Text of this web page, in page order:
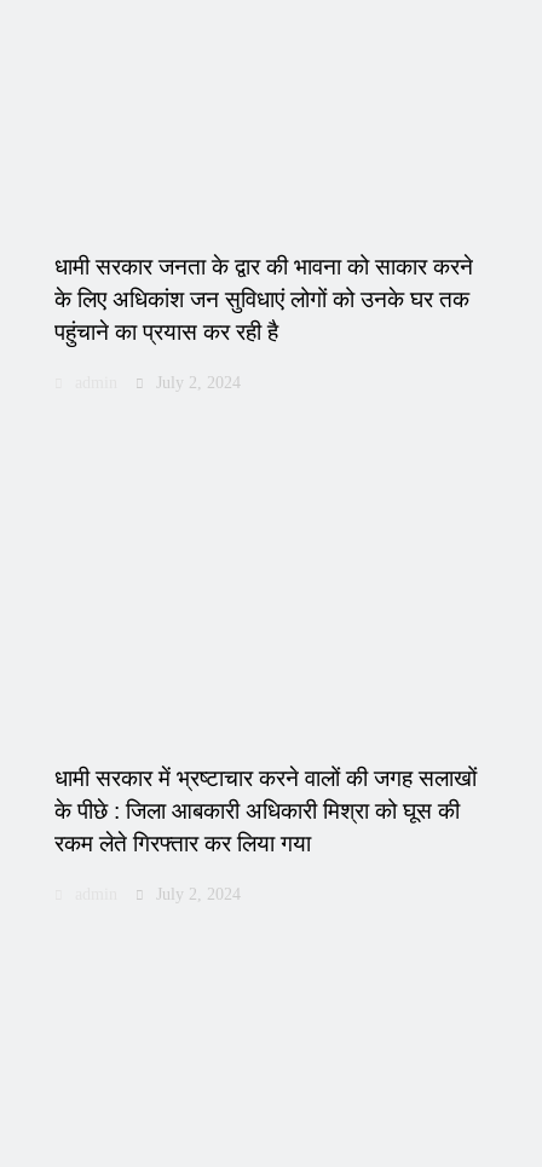
धामी सरकार जनता के द्वार की भावना को साकार करने
के लिए अधिकांश जन सुविधाएं लोगों को उनके घर तक
पहुंचाने का प्रयास कर रही है
July 2, 2024
धामी सरकार में भ्रष्टाचार करने वालों की जगह सलाखों
के पीछे : जिला आबकारी अधिकारी मिश्रा को घूस की
रकम लेते गिरफ्तार कर लिया गया
July 2, 2024